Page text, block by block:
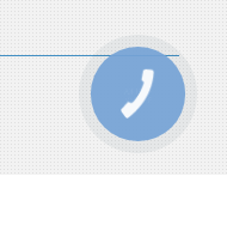
КНОПКА
ЗВ'ЯЗКУ